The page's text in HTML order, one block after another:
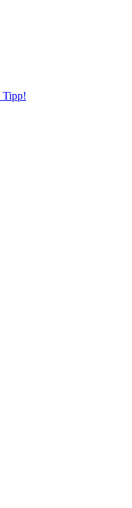
Tipp!